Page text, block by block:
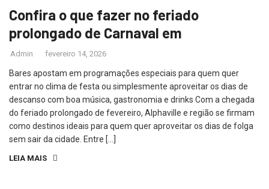
Confira o que fazer no feriado
prolongado de Carnaval em
Admin fevereiro 14, 2026
Bares apostam em programações especiais para quem quer
entrar no clima de festa ou simplesmente aproveitar os dias de
descanso com boa música, gastronomia e drinks Com a chegada
do feriado prolongado de fevereiro, Alphaville e região se firmam
como destinos ideais para quem quer aproveitar os dias de folga
sem sair da cidade. Entre […]
LEIA MAIS